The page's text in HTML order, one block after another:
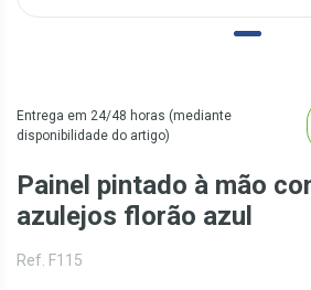
Entrega em 24/48 horas (mediante
disponibilidade do artigo)
Painel pintado à mão
azulejos florão azul
Ref. F115